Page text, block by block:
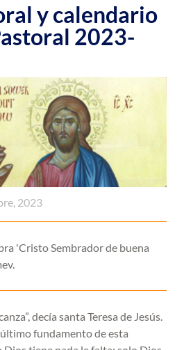
y calendario
2023-
2023
'Cristo Sembrador de buena
decía santa Teresa de Jesús.
fundamento de esta